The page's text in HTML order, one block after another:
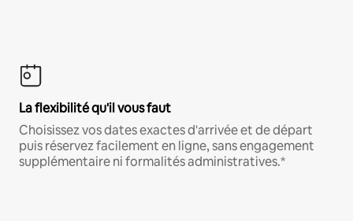
La flexibilité qu'il vous faut
Choisissez vos dates exactes d'arrivée et de départ
puis réservez facilement en ligne, sans engagement
supplémentaire ni formalités administratives.*